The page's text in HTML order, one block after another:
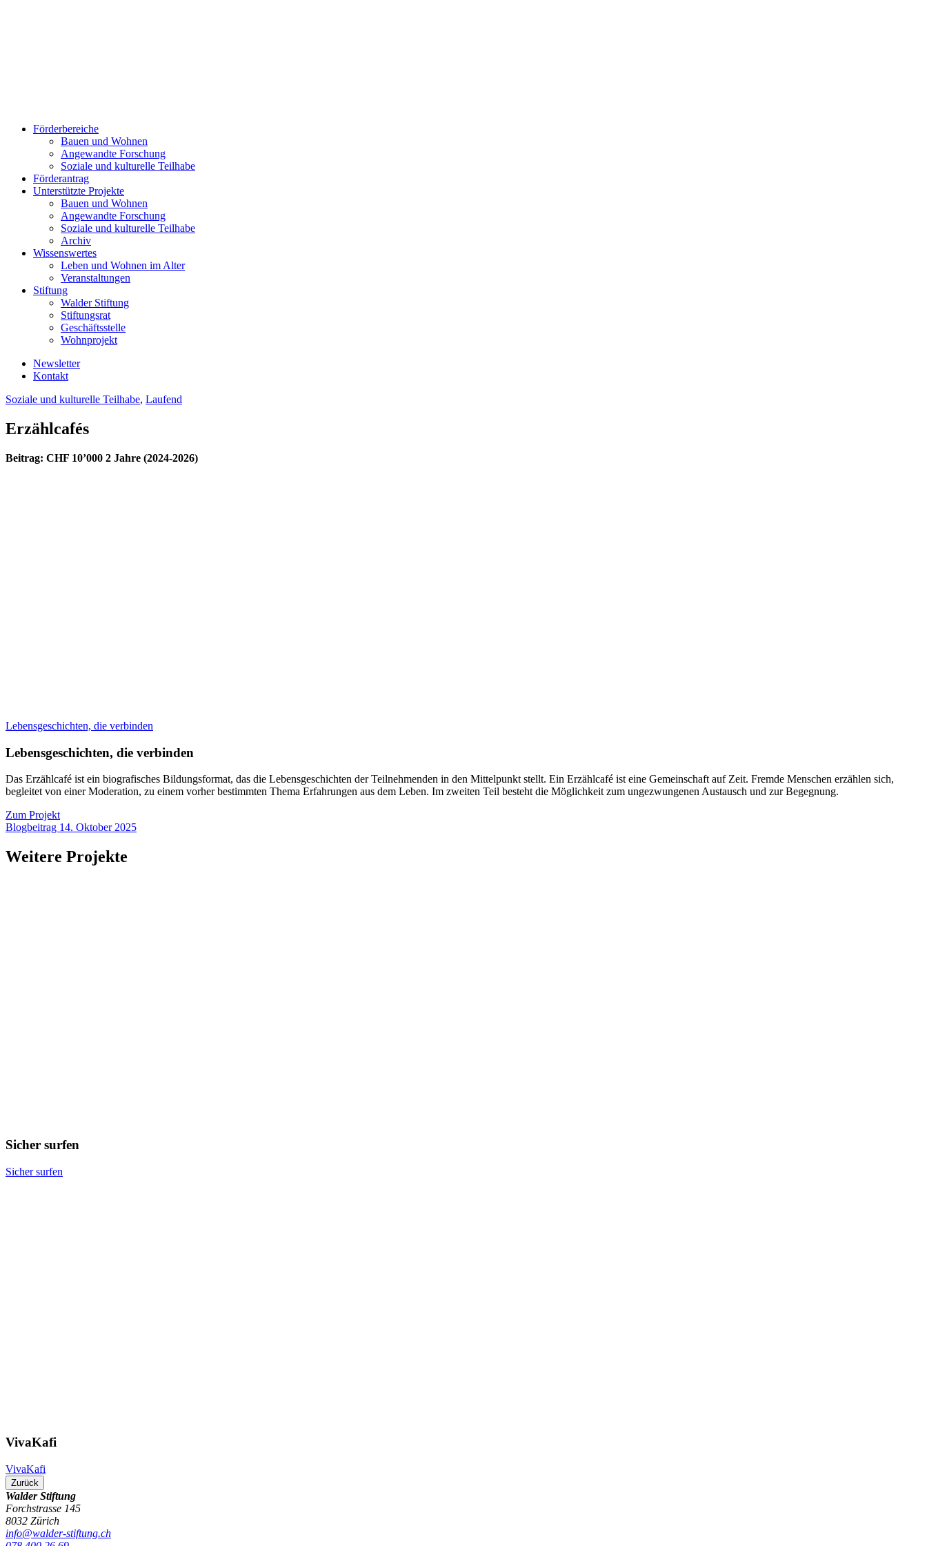
Förderbereiche
Bauen und Wohnen
Ange­wand­te For­schung
Soziale und kulturelle Teilhabe
Förderantrag
Unterstützte Projekte
Bauen und Wohnen
Ange­wand­te For­schung
Soziale und kulturelle Teilhabe
Archiv
Wissenswertes
Leben und Wohnen im Alter
Veranstaltungen
Stiftung
Walder Stiftung
Stiftungsrat
Geschäftsstelle
Wohnprojekt
Newsletter
Kontakt
Soziale und kulturelle Teilhabe, Laufend
Erzählcafés
Beitrag: CHF 10’000 2 Jahre (2024-2026)
Lebensgeschichten, die verbinden
Lebensgeschichten, die verbinden
Das Erzählcafé ist ein biografisches Bildungsformat, das die Lebensgeschichten der Teilnehmenden in den Mittelpunkt stellt. Ein Erzählcafé ist eine Gemeinschaft auf Zeit. Fremde Menschen erzählen sich,
begleitet von einer Moderation, zu einem vorher bestimmten Thema Erfahrungen aus dem Leben. Im zweiten Teil besteht die Möglichkeit zum ungezwungenen Austausch und zur Begegnung.
Zum Projekt
Blogbeitrag 14. Oktober 2025
Weitere Projekte
Sicher surfen
Sicher surfen
VivaKafi
VivaKafi
Zurück
Walder Stiftung
Forchstrasse 145
8032 Zürich
info@walder-stiftung.ch